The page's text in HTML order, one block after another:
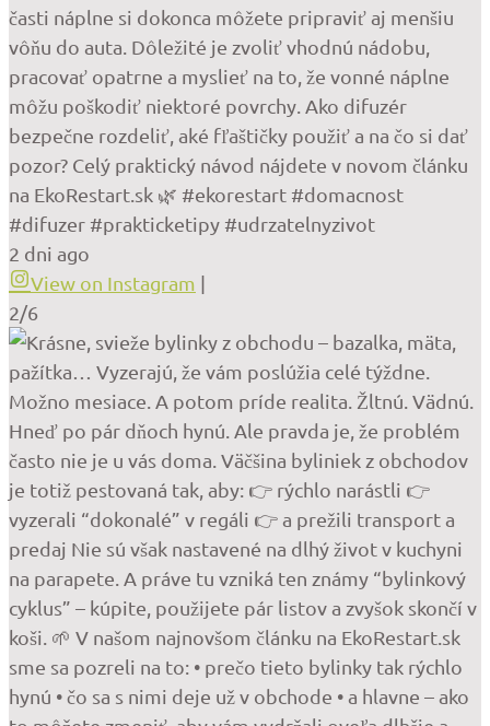
časti náplne si dokonca môžete pripraviť aj menšiu
vôňu do auta. Dôležité je zvoliť vhodnú nádobu,
pracovať opatrne a myslieť na to, že vonné náplne
môžu poškodiť niektoré povrchy. Ako difuzér
bezpečne rozdeliť, aké fľaštičky použiť a na čo si dať
pozor? Celý praktický návod nájdete v novom článku
na EkoRestart.sk 🌿 #ekorestart #domacnost
#difuzer #prakticketipy #udrzatelnyzivot
2 dni ago
View on Instagram |
2/6